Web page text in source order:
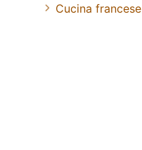
Cucina francese